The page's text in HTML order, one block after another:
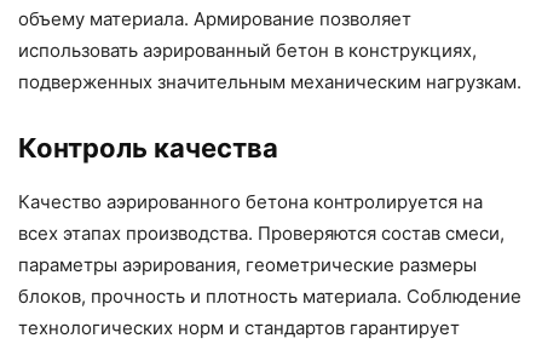
объему материала. Армирование позволяет
использовать аэрированный бетон в конструкциях,
подверженных значительным механическим нагрузкам.
Контроль качества
Качество аэрированного бетона контролируется на
всех этапах производства. Проверяются состав смеси,
параметры аэрирования, геометрические размеры
блоков, прочность и плотность материала. Соблюдение
технологических норм и стандартов гарантирует